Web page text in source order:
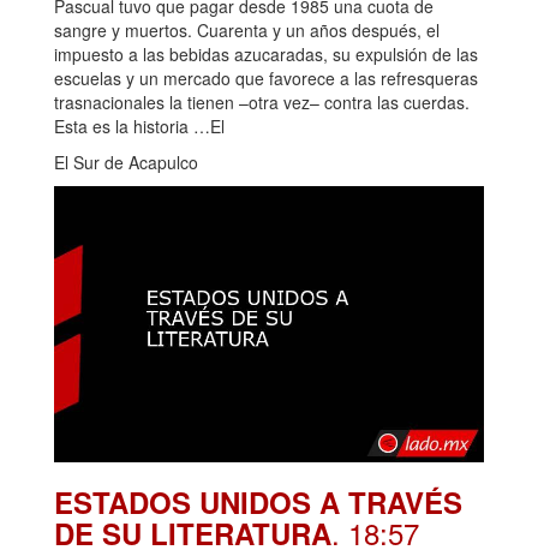
Pascual tuvo que pagar desde 1985 una cuota de
sangre y muertos. Cuarenta y un años después, el
impuesto a las bebidas azucaradas, su expulsión de las
escuelas y un mercado que favorece a las refresqueras
trasnacionales la tienen –otra vez– contra las cuerdas.
Esta es la historia …El
El Sur de Acapulco
ESTADOS UNIDOS A TRAVÉS
DE SU LITERATURA. 18:57